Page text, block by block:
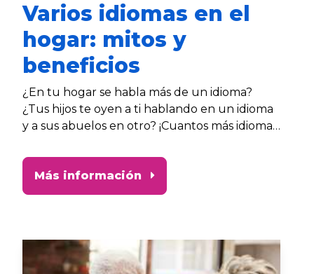
Varios idiomas en el
hogar: mitos y
beneficios
¿En tu hogar se habla más de un idioma?
¿Tus hijos te oyen a ti hablando en un idioma
y a sus abuelos en otro? ¡Cuantos más idiomas,
niño son decisivos para el desarrollo del habla
y el lenguaje, ya que en este período es
mayor la capacidad del cerebro para absorber
Más información